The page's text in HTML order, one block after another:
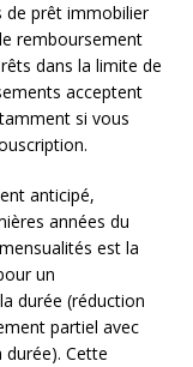
de prêt immobilier
remboursement
dans la limite de
acceptent
si vous
anticipé,
années du
est la
un
durée (réduction
partiel avec
Cette